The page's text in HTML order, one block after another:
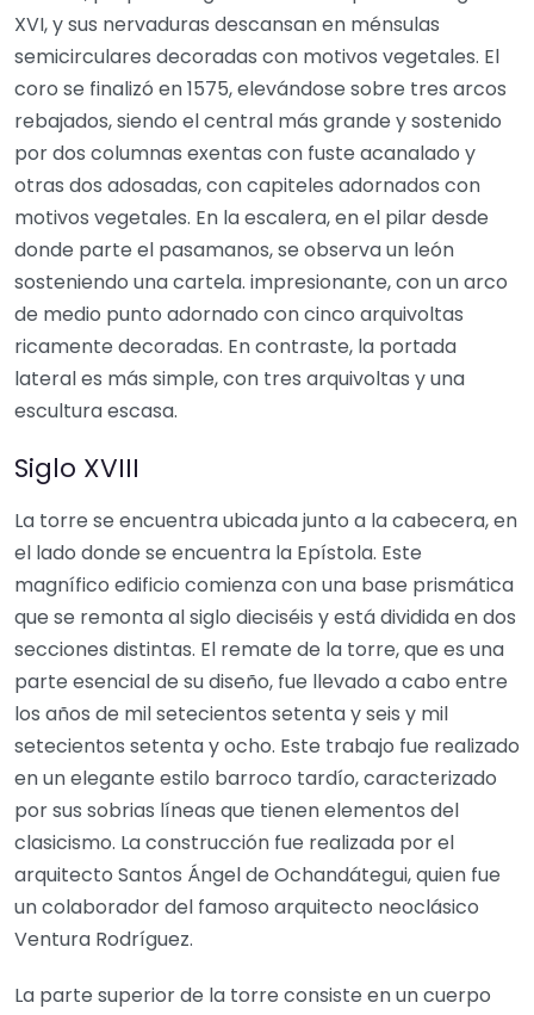
XVI, y sus nervaduras descansan en ménsulas
semicirculares decoradas con motivos vegetales. El
coro se finalizó en 1575, elevándose sobre tres arcos
rebajados, siendo el central más grande y sostenido
por dos columnas exentas con fuste acanalado y
otras dos adosadas, con capiteles adornados con
motivos vegetales. En la escalera, en el pilar desde
donde parte el pasamanos, se observa un león
sosteniendo una cartela. impresionante, con un arco
de medio punto adornado con cinco arquivoltas
ricamente decoradas. En contraste, la portada
lateral es más simple, con tres arquivoltas y una
escultura escasa.
Siglo XVIII
La torre se encuentra ubicada junto a la cabecera, en
el lado donde se encuentra la Epístola. Este
magnífico edificio comienza con una base prismática
que se remonta al siglo dieciséis y está dividida en dos
secciones distintas. El remate de la torre, que es una
parte esencial de su diseño, fue llevado a cabo entre
los años de mil setecientos setenta y seis y mil
setecientos setenta y ocho. Este trabajo fue realizado
en un elegante estilo barroco tardío, caracterizado
por sus sobrias líneas que tienen elementos del
clasicismo. La construcción fue realizada por el
arquitecto Santos Ángel de Ochandátegui, quien fue
un colaborador del famoso arquitecto neoclásico
Ventura Rodríguez.
La parte superior de la torre consiste en un cuerpo